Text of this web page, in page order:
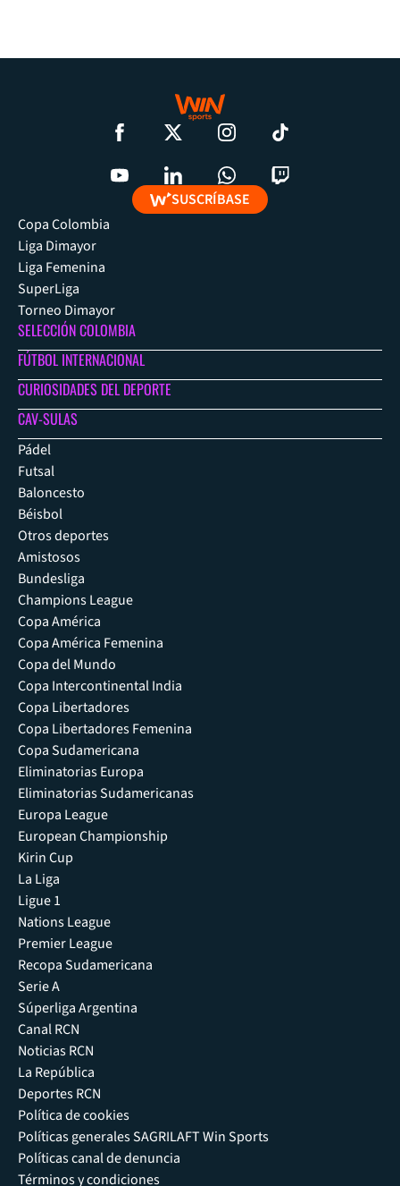
SUSCRÍBASE
Copa Colombia
Liga Dimayor
Liga Femenina
SuperLiga
Torneo Dimayor
SELECCIÓN COLOMBIA
FÚTBOL INTERNACIONAL
CURIOSIDADES DEL DEPORTE
CAV-SULAS
Pádel
Futsal
Baloncesto
Béisbol
Otros deportes
Amistosos
Bundesliga
Champions League
Copa América
Copa América Femenina
Copa del Mundo
Copa Intercontinental India
Copa Libertadores
Copa Libertadores Femenina
Copa Sudamericana
Eliminatorias Europa
Eliminatorias Sudamericanas
Europa League
European Championship
Kirin Cup
La Liga
Ligue 1
Nations League
Premier League
Recopa Sudamericana
Serie A
Súperliga Argentina
Canal RCN
Noticias RCN
La República
Deportes RCN
Política de cookies
Políticas generales SAGRILAFT Win Sports
Políticas canal de denuncia
Términos y condiciones